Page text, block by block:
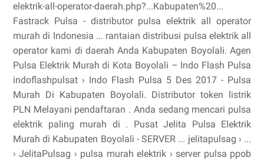
elektrik-all-operator-daerah.php?...Kabupaten%20...
Fastrack Pulsa - distributor pulsa elektrik all operator
murah di Indonesia ... rantaian distribusi pulsa elektrik all
operator kami di daerah Anda Kabupaten Boyolali. Agen
Pulsa Elektrik Murah di Kota Boyolali – Indo Flash Pulsa
indoflashpulsat › Indo Flash Pulsa 5 Des 2017 - Pulsa
Murah Di Kabupaten Boyolali. Distributor token listrik
PLN Melayani pendaftaran . Anda sedang mencari pulsa
elektrik paling murah di . Pusat Jelita Pulsa Elektrik
Murah di Kabupaten Boyolali - SERVER ... jelitapulsag › ...
› JelitaPulsag › pulsa murah elektrik › server pulsa ppob